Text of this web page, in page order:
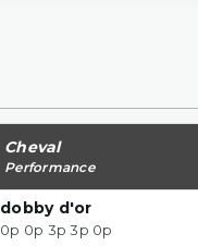
Cheval
Performance
dobby d'or
0p 0p 3p 3p 0p